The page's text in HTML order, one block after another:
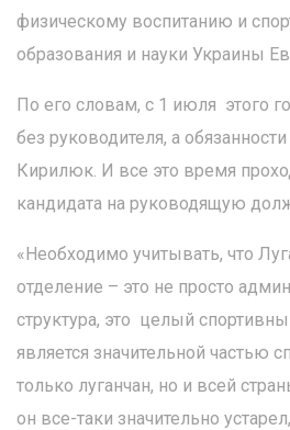
физическому воспитанию и
образования и науки Украины
По его словам, с 1 июля этого
без руководителя, а
Кирилюк. И все это время
кандидата на руководящую
«Необходимо учитывать, что
отделение – это не просто
структура, это целый
является значительной частью
только луганчан, но и всей
он все-таки значительно